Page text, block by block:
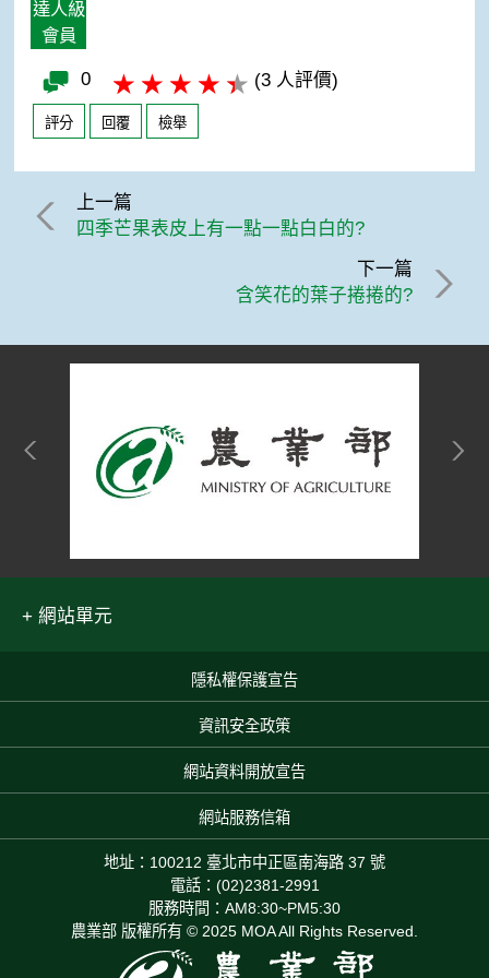
達人級
會員
0 (3 人評價)
評分 回覆 檢舉
上一篇
四季芒果表皮上有一點一點白白的?
下一篇
含笑花的葉子捲捲的?
網站單元
隱私權保護宣告
資訊安全政策
網站資料開放宣告
網站服務信箱
地址：100212 臺北市中正區南海路 37 號
電話：(02)2381-2991
服務時間：AM8:30~PM5:30
農業部 版權所有 © 2025 MOA All Rights Reserved.